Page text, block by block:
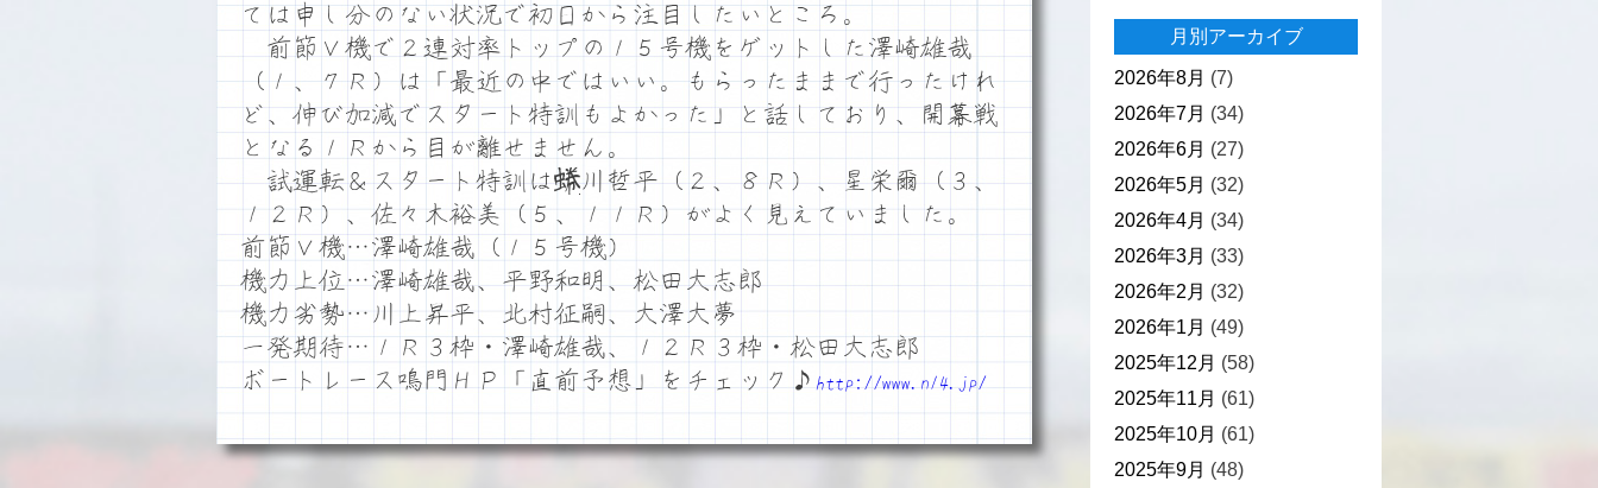
ては申し分のない状況で初日から注目したいところ。
前節Ｖ機で２連対率トップの１５号機をゲットした澤崎雄哉
（１、７Ｒ）は「最近の中ではいい。もらったままで行ったけれ
ど、伸び加減でスタート特訓もよかった」と話しており、開幕戦
となる１Ｒから目が離せません。
試運転＆スタート特訓は蜷川哲平（２、８Ｒ）、星栄爾（３、
１２Ｒ）、佐々木裕美（５、１１Ｒ）がよく見えていました。
前節Ｖ機…澤崎雄哉（１５号機）
機力上位…澤崎雄哉、平野和明、松田大志郎
機力劣勢…川上昇平、北村征嗣、大澤大夢
一発期待…１Ｒ３枠・澤崎雄哉、１２Ｒ３枠・松田大志郎
ボートレース鳴門ＨＰ「直前予想」をチェック♪ http://www.n14.jp/
月別アーカイブ
2026年8月 (7)
2026年7月 (34)
2026年6月 (27)
2026年5月 (32)
2026年4月 (34)
2026年3月 (33)
2026年2月 (32)
2026年1月 (49)
2025年12月 (58)
2025年11月 (61)
2025年10月 (61)
2025年9月 (48)